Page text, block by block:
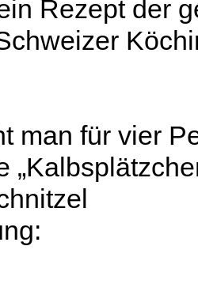
Rezept der
man für vier